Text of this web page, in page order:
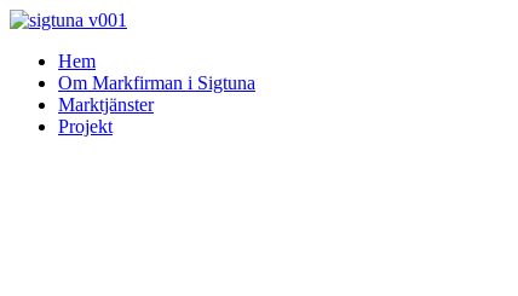
Skip
contentHem
Om Markfirman i Sigtuna
Marktjänster
Projekt